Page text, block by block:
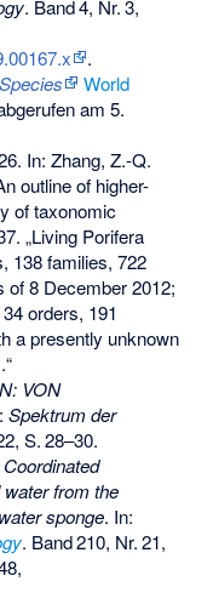
. Band4, Nr.3,
.
World
am 5.
In: Zhang, Z.-Q.
outline of higher-
of taxonomic
„Living Porifera
138 families, 722
of 8 December 2012;
orders, 191
a presently unknown
VON
Spektrum der
S.28–30.
Coordinated
from the
sponge. In:
. Band210, Nr.21,
,